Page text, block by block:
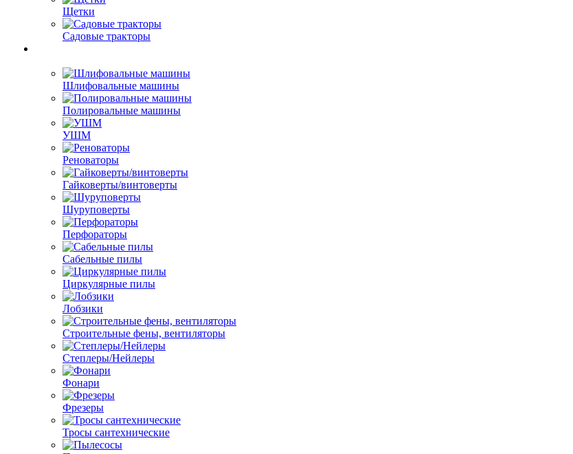
Щетки
Садовые тракторы
Шлифовальные машины
Полировальные машины
УШМ
Реноваторы
Гайковерты/винтоверты
Шуруповерты
Перфораторы
Сабельные пилы
Циркулярные пилы
Лобзики
Строительные фены, вентиляторы
Степлеры/Нейлеры
Фонари
Фрезеры
Тросы сантехнические